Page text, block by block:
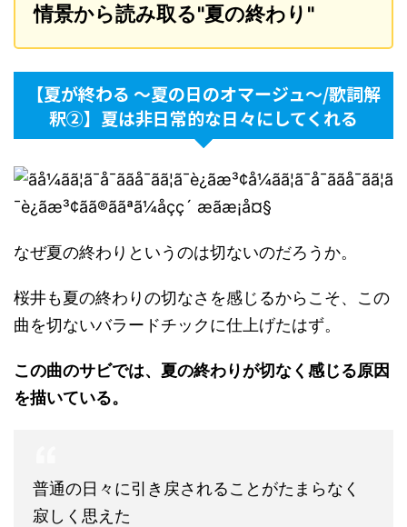
情景から読み取る"夏の終わり"
【夏が終わる 〜夏の日のオマージュ〜/歌詞解
釈②】夏は非日常的な日々にしてくれる
なぜ夏の終わりというのは切ないのだろうか。
桜井も夏の終わりの切なさを感じるからこそ、この
曲を切ないバラードチックに仕上げたはず。
この曲のサビでは、夏の終わりが切なく感じる原因
を描いている。
普通の日々に引き戻されることがたまらなく
寂しく思えた